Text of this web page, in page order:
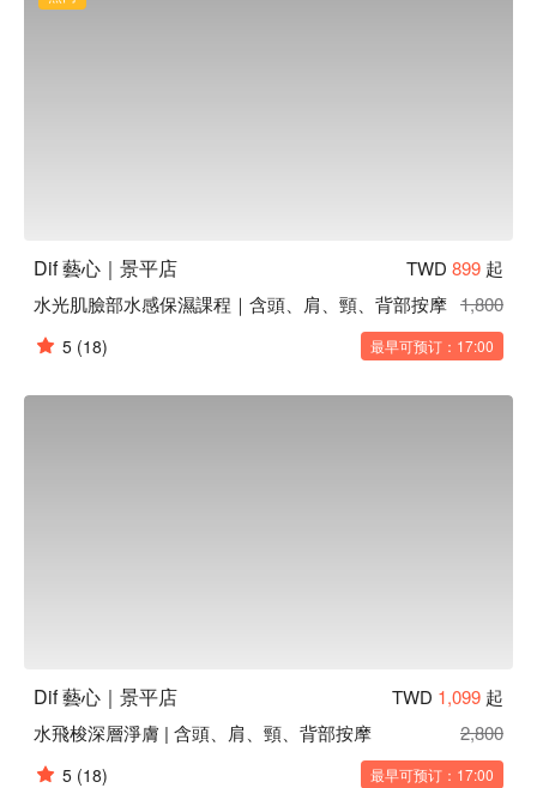
Dif 藝心｜景平店 TWD 899 起
水光肌臉部水感保濕課程｜含頭、肩、頸、背部按摩 1,800
5 (18) 最早可预订：17:00
Dif 藝心｜景平店 TWD 1,099 起
水飛梭深層淨膚 | 含頭、肩、頸、背部按摩
2,800
5 (18) 最早可预订：17:00